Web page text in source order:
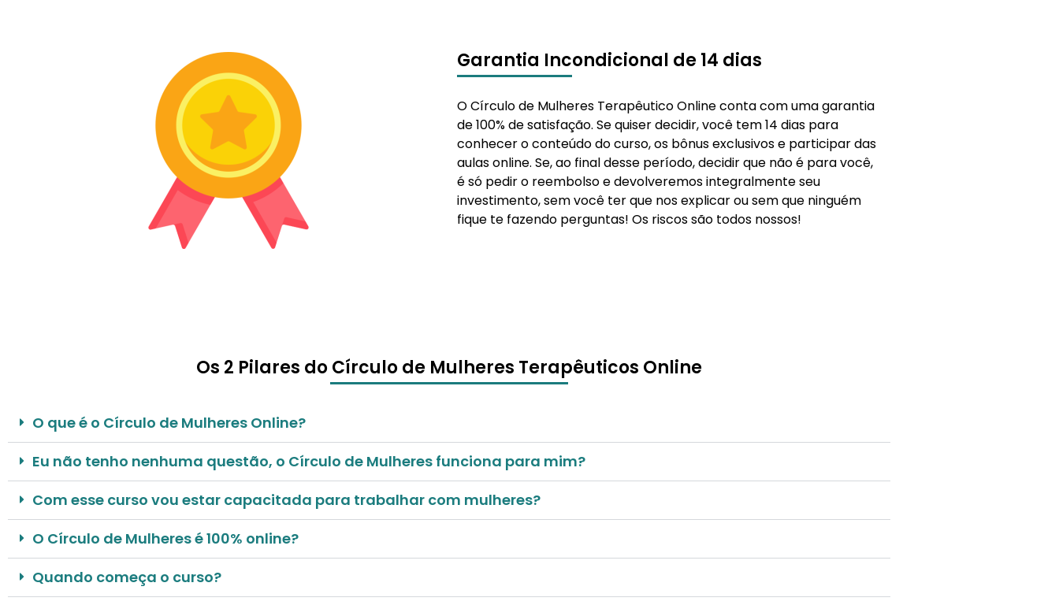
Garantia Incondicional de 14 dias
O Círculo de Mulheres Terapêutico Online conta com uma garantia
de 100% de satisfação. Se quiser decidir, você tem 14 dias para
conhecer o conteúdo do curso, os bônus exclusivos e participar das
aulas online. Se, ao final desse período, decidir que não é para você,
é só pedir o reembolso e devolveremos integralmente seu
investimento, sem você ter que nos explicar ou sem que ninguém
fique te fazendo perguntas! Os riscos são todos nossos!
Os 2 Pilares do Círculo de Mulheres Terapêuticos Online
O que é o Círculo de Mulheres Online?
Eu não tenho nenhuma questão, o Círculo de Mulheres funciona para mim?
Com esse curso vou estar capacitada para trabalhar com mulheres?
O Círculo de Mulheres é 100% online?
Quando começa o curso?